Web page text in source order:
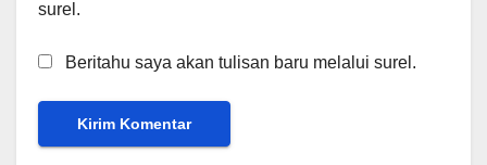
surel.
Beritahu saya akan tulisan baru melalui surel.